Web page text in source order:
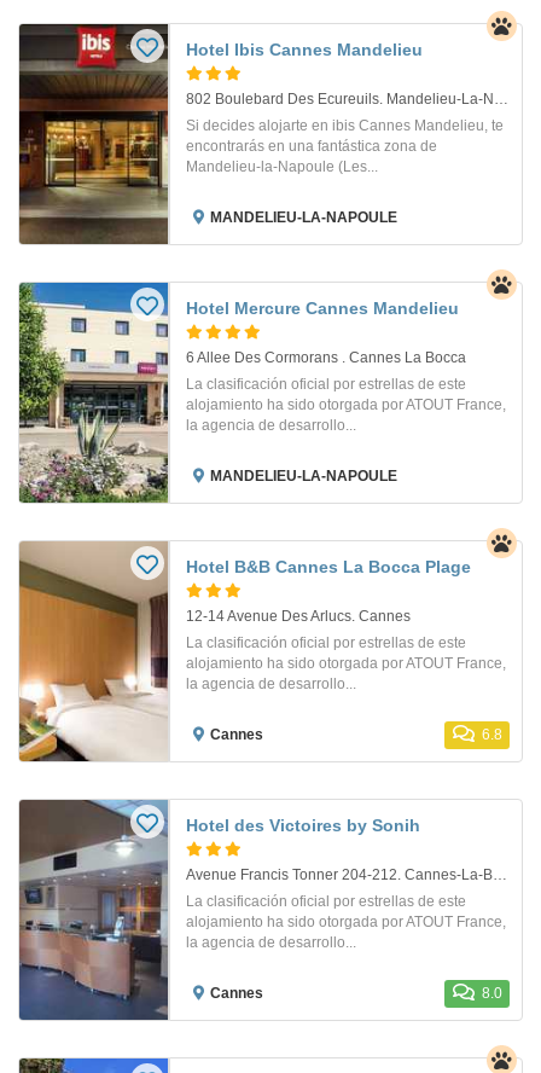
Hotel Ibis Cannes Mandelieu
802 Boulebard Des Ecureuils. Mandelieu-La-Napoule
Si decides alojarte en ibis Cannes Mandelieu, te
encontrarás en una fantástica zona de
Mandelieu-la-Napoule (Les...
MANDELIEU-LA-NAPOULE
Hotel Mercure Cannes Mandelieu
6 Allee Des Cormorans . Cannes La Bocca
La clasificación oficial por estrellas de este
alojamiento ha sido otorgada por ATOUT France,
la agencia de desarrollo...
MANDELIEU-LA-NAPOULE
Hotel B&B Cannes La Bocca Plage
12-14 Avenue Des Arlucs. Cannes
La clasificación oficial por estrellas de este
alojamiento ha sido otorgada por ATOUT France,
la agencia de desarrollo...
Cannes 6.8
Hotel des Victoires by Sonih
Avenue Francis Tonner 204-212. Cannes-La-Bocca
La clasificación oficial por estrellas de este
alojamiento ha sido otorgada por ATOUT France,
la agencia de desarrollo...
Cannes 8.0